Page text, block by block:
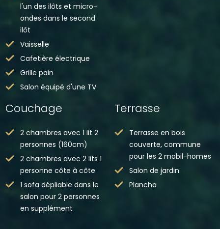
l'un des ilôts et micro-
ondes dans le second
ilôt
Vaisselle
Cafetière électrique
Grille pain
Salon équipé d'une TV
Couchage
2 chambres avec 1 lit 2
personnes (160cm)
2 chambres avec 2 lits 1
personne côte à côte
1 sofa dépliable dans le
salon pour 2 personnes
en supplément
Terrasse
Terrasse en bois
couverte, commune
pour les 2 mobil-homes
Salon de jardin
Plancha